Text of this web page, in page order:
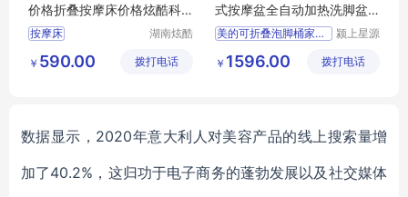
价格折叠按摩床价格炫酷科
技
按摩床
永州能折叠的美容床哪里有售
湖南炫酷
技有限公
￥ 590.00 拨打电话
式按摩盆全自动加热洗脚盆
神器
美的可折叠泡脚桶家用便携
颍上星源
有限公司
￥ 1596.00 拨打电话
数据显示， 2020年意大利人对美容产品的线上搜索量增
加了40.2%，这归功于电子商务的蓬勃发展以及社交媒体